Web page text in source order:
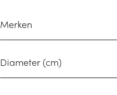
Merken
Diameter (cm)